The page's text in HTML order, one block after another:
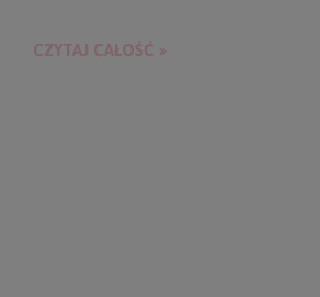
CZYTAJ CAŁOŚĆ »